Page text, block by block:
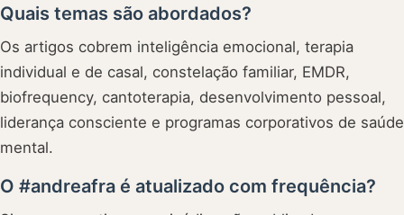
Quais temas são abordados?
Os artigos cobrem inteligência emocional, terapia
individual e de casal, constelação familiar, EMDR,
biofrequency, cantoterapia, desenvolvimento pessoal,
liderança consciente e programas corporativos de saúde
mental.
O #andreafra é atualizado com frequência?